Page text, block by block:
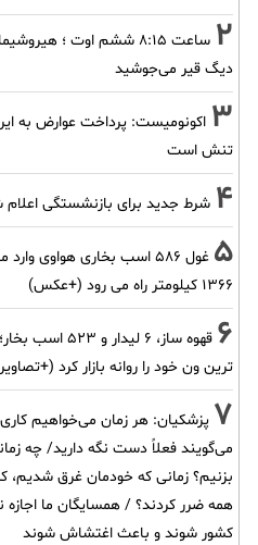
2
ساعت ۸:۱۵ ششم اوت ؛
دیگ قیر می‌جوشید
3 اکونومیست: پرداخت عوارض به
تنش است
4 شرط جدید برای بازنشستگی
5
غول 586 اسب بخاری هواوی
1366 کیلومتر راه می رود (+عکس)
6
قهوه ساز، 6 لیدار
ترین ون خود را روانه بازار کرد
7 پزشکیان: هر زمان می‌خواهیم
می‌گویند فعلاً دست نگه دارید/ چه
بزنیم؟ زمانی که خودمان غرق شدیم،
همه ضرر کردند؟ / همسایگان ما اجازه
کشور شوند و باعث اغتشاش شوند